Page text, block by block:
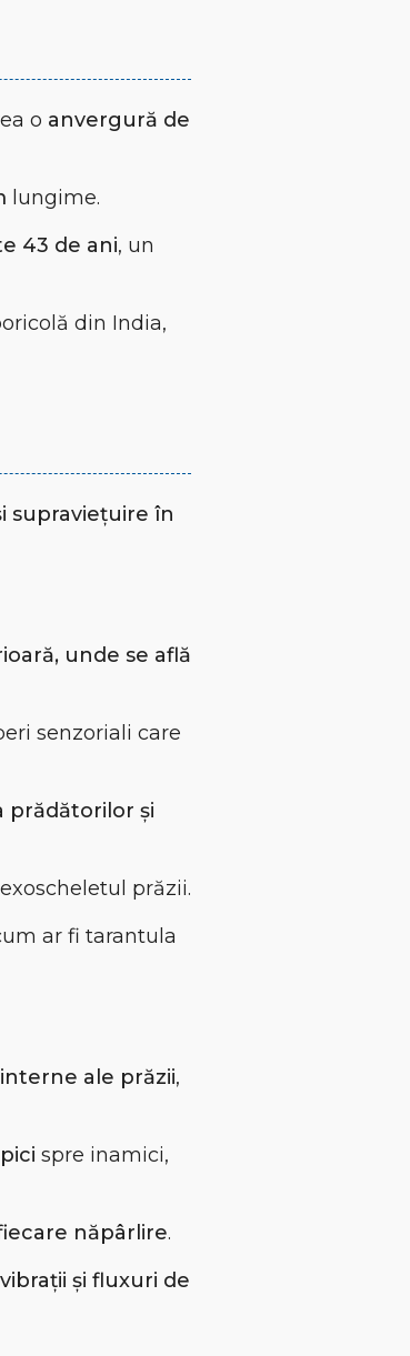
o anvergură de
lungime.
43 de ani, un
din India,
supraviețuire în
unde se află
senzoriali care
prădătorilor și
prăzii.
ar fi tarantula
ale prăzii,
spre inamici,
năpârlire.
vibrații și fluxuri de